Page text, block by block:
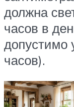
должна
часов в
допустимо
часов).